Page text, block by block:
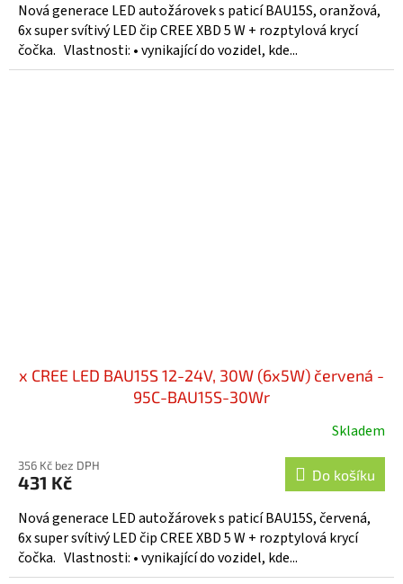
Nová generace LED autožárovek s paticí BAU15S, oranžová,
6x super svítivý LED čip CREE XBD 5 W + rozptylová krycí
čočka. Vlastnosti: • vynikající do vozidel, kde...
x CREE LED BAU15S 12-24V, 30W (6x5W) červená -
95C-BAU15S-30Wr
Skladem
356 Kč bez DPH
431 Kč Do košíku
Nová generace LED autožárovek s paticí BAU15S, červená,
6x super svítivý LED čip CREE XBD 5 W + rozptylová krycí
čočka. Vlastnosti: • vynikající do vozidel, kde...